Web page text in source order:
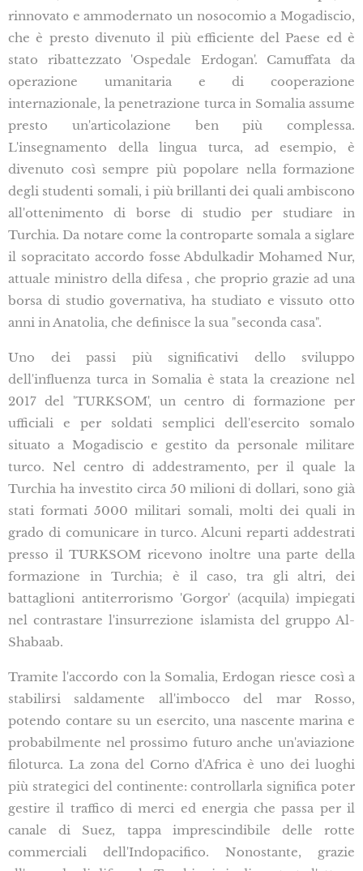
rinnovato e ammodernato un nosocomio a Mogadiscio,
che è presto divenuto il più efficiente del Paese ed è
stato ribattezzato 'Ospedale Erdogan'. Camuffata da
operazione umanitaria e di cooperazione
internazionale, la penetrazione turca in Somalia assume
presto un'articolazione ben più complessa.
L'insegnamento della lingua turca, ad esempio, è
divenuto così sempre più popolare nella formazione
degli studenti somali, i più brillanti dei quali ambiscono
all'ottenimento di borse di studio per studiare in
Turchia. Da notare come la controparte somala a siglare
il sopracitato accordo fosse Abdulkadir Mohamed Nur,
attuale ministro della difesa , che proprio grazie ad una
borsa di studio governativa, ha studiato e vissuto otto
anni in Anatolia, che definisce la sua "seconda casa".
Uno dei passi più significativi dello sviluppo
dell'influenza turca in Somalia è stata la creazione nel
2017 del 'TURKSOM', un centro di formazione per
ufficiali e per soldati semplici dell'esercito somalo
situato a Mogadiscio e gestito da personale militare
turco. Nel centro di addestramento, per il quale la
Turchia ha investito circa 50 milioni di dollari, sono già
stati formati 5000 militari somali, molti dei quali in
grado di comunicare in turco. Alcuni reparti addestrati
presso il TURKSOM ricevono inoltre una parte della
formazione in Turchia; è il caso, tra gli altri, dei
battaglioni antiterrorismo 'Gorgor' (acquila) impiegati
nel contrastare l'insurrezione islamista del gruppo Al-
Shabaab.
Tramite l'accordo con la Somalia, Erdogan riesce così a
stabilirsi saldamente all'imbocco del mar Rosso,
potendo contare su un esercito, una nascente marina e
probabilmente nel prossimo futuro anche un'aviazione
filoturca. La zona del Corno d'Africa è uno dei luoghi
più strategici del continente: controllarla significa poter
gestire il traffico di merci ed energia che passa per il
canale di Suez, tappa imprescindibile delle rotte
commerciali dell'Indopacifico. Nonostante, grazie